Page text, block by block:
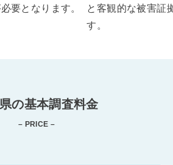
要となります。
と客観的な被害証
す。
の基本調査料金
– PRICE –